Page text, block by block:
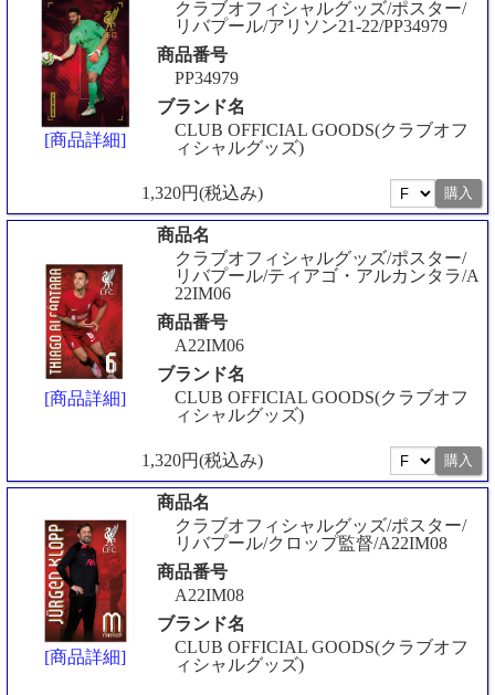
[商品詳細]
クラブオフィシャルグッズ/ポスター/
リバプール/アリソン21-22/PP34979
商品番号
PP34979
ブランド名
CLUB OFFICIAL GOODS(クラブオフ
ィシャルグッズ)
1,320円(税込み)
[商品詳細]
商品名
クラブオフィシャルグッズ/ポスター/
リバプール/ティアゴ・アルカンタラ/A
22IM06
商品番号
A22IM06
ブランド名
CLUB OFFICIAL GOODS(クラブオフ
ィシャルグッズ)
1,320円(税込み)
[商品詳細]
商品名
クラブオフィシャルグッズ/ポスター/
リバプール/クロップ監督/A22IM08
商品番号
A22IM08
ブランド名
CLUB OFFICIAL GOODS(クラブオフ
ィシャルグッズ)